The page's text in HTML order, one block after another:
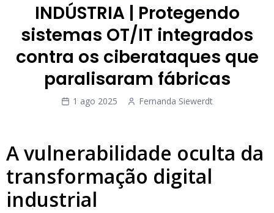
INDÚSTRIA | Protegendo
sistemas OT/IT integrados
contra os ciberataques que
paralisaram fábricas
1 ago 2025 Fernanda Siewerdt
A vulnerabilidade oculta da
transformação digital
industrial